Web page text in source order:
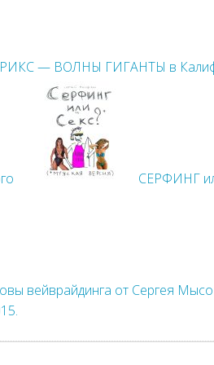
— ВОЛНЫ ГИГАНТЫ в
СЕРФИНГ
вейврайдинга от Сергея